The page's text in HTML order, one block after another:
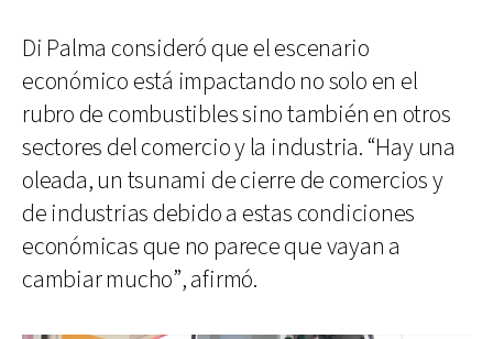
Di Palma consideró que el escenario
económico está impactando no solo en el
rubro de combustibles sino también en otros
sectores del comercio y la industria. “Hay una
oleada, un tsunami de cierre de comercios y
de industrias debido a estas condiciones
económicas que no parece que vayan a
cambiar mucho”, afirmó.